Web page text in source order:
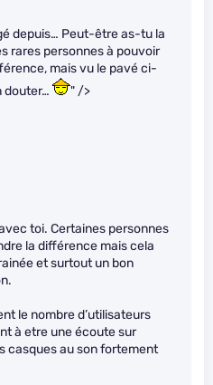
depuis… Peut-être as-tu la
rares personnes à pouvoir
mais vu le pavé ci-
douter…
" />
toi. Certaines personnes
la différence mais cela
et surtout un bon
le nombre d’utilisateurs
à etre une écoute sur
casques au son fortement